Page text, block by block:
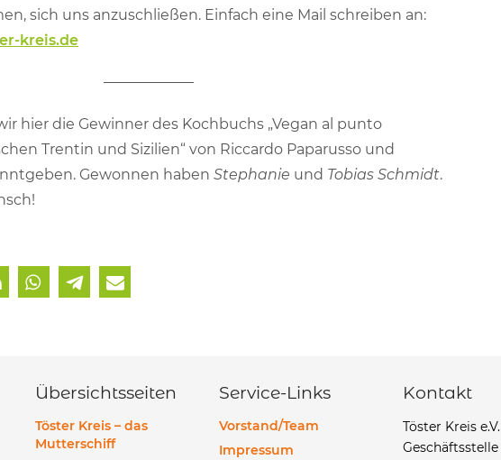
sich uns anzuschließen. Einfach eine Mail schreiben an:
kreis.de
hier die Gewinner des Kochbuchs „Vegan al punto
Trentin und Sizilien“ von Riccardo Paparusso und
Gewonnen haben Stephanie und Tobias Schmidt.
Übersichtsseiten
Töster Kreis – das
Mutterschiff
Service-Links
Vorstand/Team
Impressum
Kontakt
Töster Kreis e.V.
Geschäftsstelle